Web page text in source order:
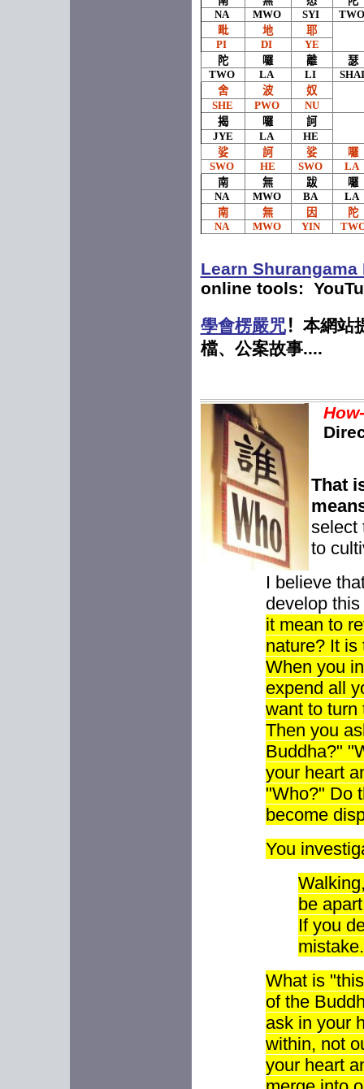
NA
MWO SYI
毗
地
耶
PI
DI
YE
陀
囉 離
瑟
TWO
LA LI
舍
波
奴
SHE
PWO
NU
揭
囉
訶
JYE
LA
HE
娑
訶 娑
囉
SWO
HE SWO
LA
南
無 跋
囉
NA
MWO BA
LA
南
無 因
陀
NA
MWO YIN
Learn Shurangama
online tools:
學會楞嚴咒！ 本網站
檔、公案故事....
That
select
to
I believe
develop
it mean to
nature? It
When you
expend all
want to turn
Then you
Buddha?"
your heart
"Who?" Do
become
You
W
be
If you
mistake.
What is
of the
ask in your
within, not
your heart